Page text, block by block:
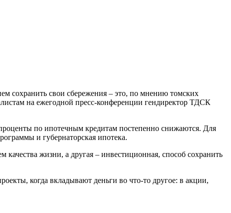
сохранить свои сбережения – это, по мнению томских
на ежегодной пресс-конференции гендиректор ТДСК
по ипотечным кредитам постепенно снижаются. Для
и губернаторская ипотека.
жизни, а другая – инвестиционная, способ сохранить
когда вкладывают деньги во что-то другое: в акции,